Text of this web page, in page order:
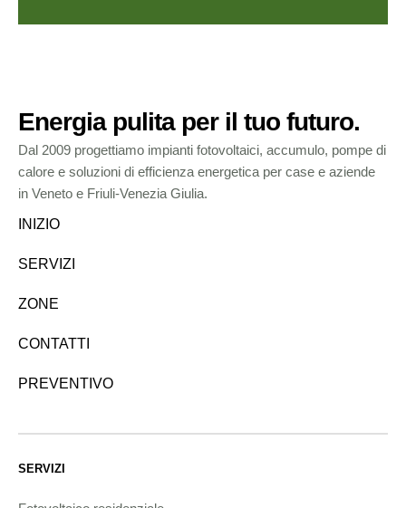
Energia pulita per il tuo futuro.
Dal 2009 progettiamo impianti fotovoltaici, accumulo, pompe di
calore e soluzioni di efficienza energetica per case e aziende
in Veneto e Friuli-Venezia Giulia.
INIZIO
SERVIZI
ZONE
CONTATTI
PREVENTIVO
SERVIZI